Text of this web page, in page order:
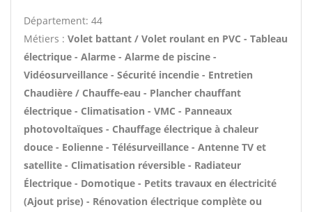
Département: 44
Métiers : Volet battant / Volet roulant en PVC - Tableau
électrique - Alarme - Alarme de piscine -
Vidéosurveillance - Sécurité incendie - Entretien
Chaudière / Chauffe-eau - Plancher chauffant
électrique - Climatisation - VMC - Panneaux
photovoltaïques - Chauffage électrique à chaleur
douce - Eolienne - Télésurveillance - Antenne TV et
satellite - Climatisation réversible - Radiateur
Électrique - Domotique - Petits travaux en électricité
(Ajout prise) - Rénovation électrique complète ou